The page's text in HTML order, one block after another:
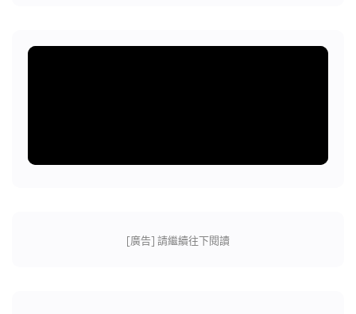
[廣告] 請繼續往下閱讀